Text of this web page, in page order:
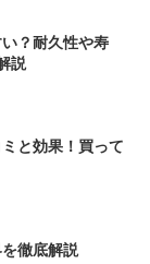
？耐久性や寿
説
と効果！買って
徹底解説